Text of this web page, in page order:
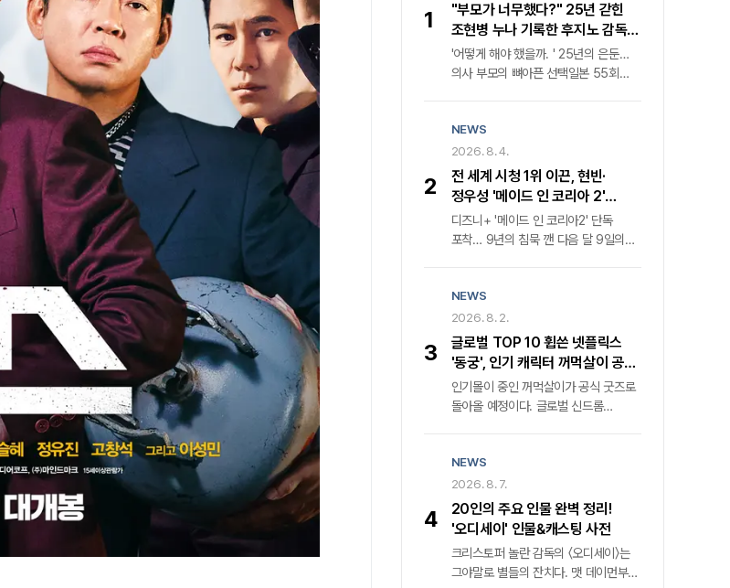
1
"부모가 너무했다?" 25년 갇힌
조현병 누나 기록한 후지노 감독의
속사정
'어떻게 해야 했을까. ' 25년의 은둔…
의사 부모의 뼈아픈 선택일본 55회
단면을 넘어선 성찰, 카메라가 응시한
가족의 이면"부모의 대처가 가혹했다는
비판이 지배적이었다. 그러나 과연 이
비극의 책임이 온전히 그들에게만 있는
것일까. " 25년이라는 긴 세월 동안
세상과 단절된 채 살아온 조현병 환자
누나의 궤적을 좇은 다큐멘터리 영화
반문한다. 그는 가족의 치부를 스크린에
투사한 목적이 부모에 대한 단죄가
아님을 명확히 했다. 오히려 현재
진행형인 사회적 고립과 정신질환자
돌봄의 사각지대를 공론화하기 위한
치열한 기록임을 강조한다.
2
NEWS
2026. 8. 4.
전 세계 시청 1위 이끈, 현빈·
정우성 '메이드 인 코리아 2'
귀환… 디즈니+ 내달 9일 공개
디즈니+ '메이드 인 코리아2' 단독
포착… 9년의 침묵 깬 다음 달 9일의
1위를 거머쥔 '메이드 인 코리아'가
마침내 두 번째 장을 연다. 월트디즈니
컴퍼니 코리아는 다음 달 9일 '메이드
인 코리아2'의 전 세계 동시 첫 공개를
공식화하며 웰메이드 누아르의 귀환을
알렸다. 격동의 1970년대를 관통했던
전작은 낮에는 중앙정보부 요원, 밤에는
집념의 검사 장건영('정우성' 분)의 숨
막히는 혈투를 그렸다. 압도적인
몰입감과 탄탄한 서사로 국내외 평단의
찬사를 받으며 K-콘텐츠의 위상을 높인
바 있다.
3
NEWS
2026. 8. 2.
글로벌 TOP 10 휩쓴 넷플릭스
'동궁', 인기 캐릭터 꺼먹살이 공식
굿즈 전격 발매
인기몰이 중인 꺼먹살이가 공식 굿즈로
돌아올 예정이다. 글로벌 신드롬
속 캐릭터 꺼먹살이에 관한 여러 정보를
공개했다. 그중 화제를 모은 건 오는
8월 무신사 드롭 을 통해 꺼먹살이 키링
5종과 무신사 스탠다드 컬래버 티셔츠
2종이 발매될 예정이란 발표였다.
꺼먹살이는 〈동궁〉 속 캐릭터로 귀천 역
남주혁을 졸졸 따라다니는 귀매이다.
4
NEWS
2026. 8. 7.
20인의 주요 인물 완벽 정리!
'오디세이' 인물&캐스팅 사전
크리스토퍼 놀란 감독의 〈오디세이〉는
그야말로 별들의 잔치다. 맷 데이먼부터